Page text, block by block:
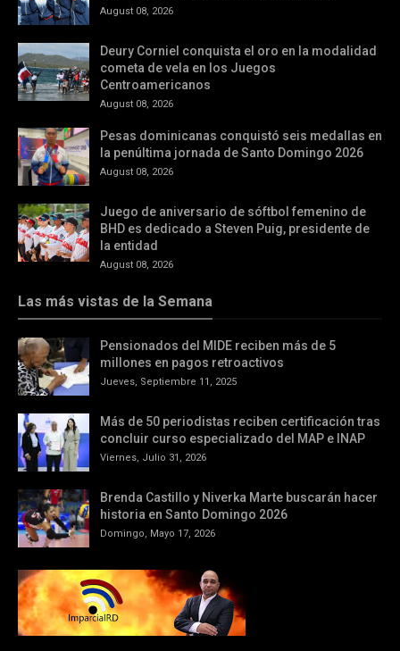
August 08, 2026
Deury Corniel conquista el oro en la modalidad
cometa de vela en los Juegos
Centroamericanos
August 08, 2026
Pesas dominicanas conquistó seis medallas en
la penúltima jornada de Santo Domingo 2026
August 08, 2026
Juego de aniversario de sóftbol femenino de
BHD es dedicado a Steven Puig, presidente de
la entidad
August 08, 2026
Las más vistas de la Semana
Pensionados del MIDE reciben más de 5
millones en pagos retroactivos
Jueves, Septiembre 11, 2025
Más de 50 periodistas reciben certificación tras
concluir curso especializado del MAP e INAP
Viernes, Julio 31, 2026
Brenda Castillo y Niverka Marte buscarán hacer
historia en Santo Domingo 2026
Domingo, Mayo 17, 2026